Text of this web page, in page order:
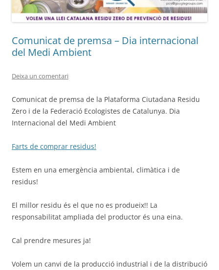
Comunicat de premsa – Dia internacional
del Medi Ambient
Deixa un comentari
Comunicat de premsa de la Plataforma Ciutadana Residu
Zero i de la Federació Ecologistes de Catalunya. Dia
Internacional del Medi Ambient
Farts de comprar residus!
Estem en una emergència ambiental, climàtica i de
residus!
El millor residu és el que no es produeix!! La
responsabilitat ampliada del productor és una eina.
Cal prendre mesures ja!
Volem un canvi de la producció industrial i de la distribució